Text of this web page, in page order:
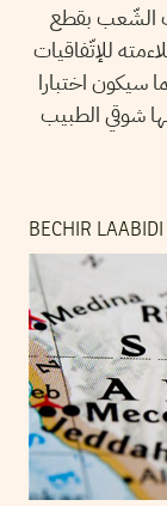
الشّعب بقطع
للإتّفاقيات
سيكون اختبارا
شوقي الطبيب
BECHIR LAABIDI